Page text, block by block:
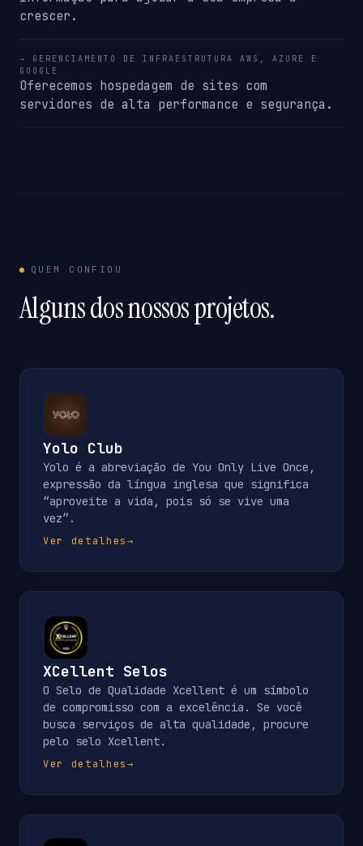
crescer.
→ GERENCIAMENTO DE INFRAESTRUTURA AWS, AZURE E
GOOGLE
Oferecemos hospedagem de sites com
servidores de alta performance e segurança.
QUEM CONFIOU
Alguns dos nossos projetos.
Yolo Club
Yolo é a abreviação de You Only Live Once,
expressão da língua inglesa que significa
“aproveite a vida, pois só se vive uma
vez”.
Ver detalhes→
XCellent Selos
O Selo de Qualidade Xcellent é um símbolo
de compromisso com a excelência. Se você
busca serviços de alta qualidade, procure
pelo selo Xcellent.
Ver detalhes→